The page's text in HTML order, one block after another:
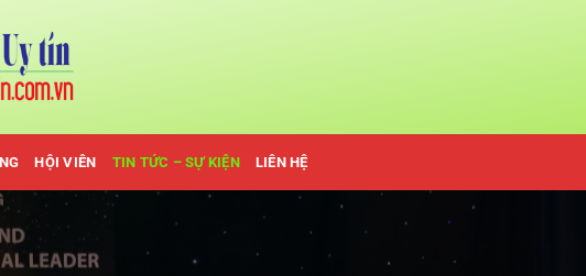
HỘI VIÊN TIN TỨC – SỰ KIỆN LIÊN HỆ